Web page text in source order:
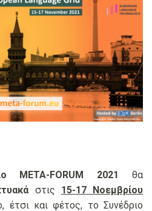
META-FORUM 2021
θα
στις 15-17 Νοεμβρίου
και φέτος, το Συνέδριο